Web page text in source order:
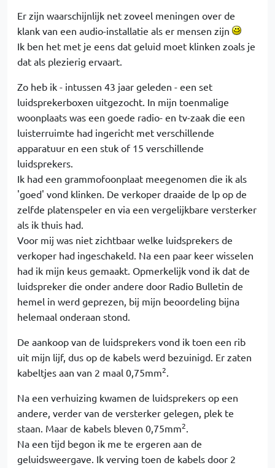
Er zijn waarschijnlijk net zoveel meningen over de
klank van een audio-installatie als er mensen zijn
Ik ben het met je eens dat geluid moet klinken zoals je
dat als plezierig ervaart.
Zo heb ik - intussen 43 jaar geleden - een set
luidsprekerboxen uitgezocht. In mijn toenmalige
woonplaats was een goede radio- en tv-zaak die een
luisterruimte had ingericht met verschillende
apparatuur en een stuk of 15 verschillende
luidsprekers.
Ik had een grammofoonplaat meegenomen die ik als
'goed' vond klinken. De verkoper draaide de lp op de
zelfde platenspeler en via een vergelijkbare versterker
als ik thuis had.
Voor mij was niet zichtbaar welke luidsprekers de
verkoper had ingeschakeld. Na een paar keer wisselen
had ik mijn keus gemaakt. Opmerkelijk vond ik dat de
luidspreker die onder andere door Radio Bulletin de
hemel in werd geprezen, bij mijn beoordeling bijna
helemaal onderaan stond.
De aankoop van de luidsprekers vond ik toen een rib
uit mijn lijf, dus op de kabels werd bezuinigd. Er zaten
kabeltjes aan van 2 maal 0,75mm2.
Na een verhuizing kwamen de luidsprekers op een
andere, verder van de versterker gelegen, plek te
staan. Maar de kabels bleven 0,75mm2.
Na een tijd begon ik me te ergeren aan de
geluidsweergave. Ik verving toen de kabels door 2